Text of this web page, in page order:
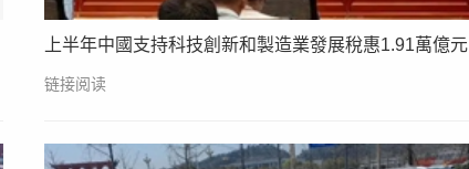
上半年中國支持科技創新和製造業發展稅惠1.91萬億元
链接阅读